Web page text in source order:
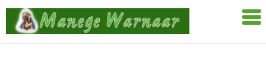
Skip
content
Manege